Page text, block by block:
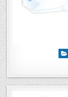
P
t